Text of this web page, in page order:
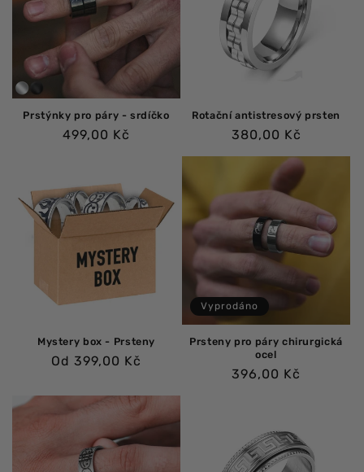
Prstýnky pro páry - srdíčko
Běžná
499,00 Kč
Rotační antistresový prsten
Běžná
380,00 Kč
Mystery box - Prsteny
Běžná
Od 399,00 Kč
Vyprodáno
Prsteny pro páry chirurgická
ocel
Běžná
396,00 Kč